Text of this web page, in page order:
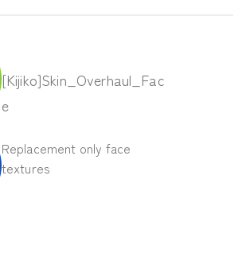
[Kijiko]Skin_Overhaul_Fac
e
Replacement only face
textures